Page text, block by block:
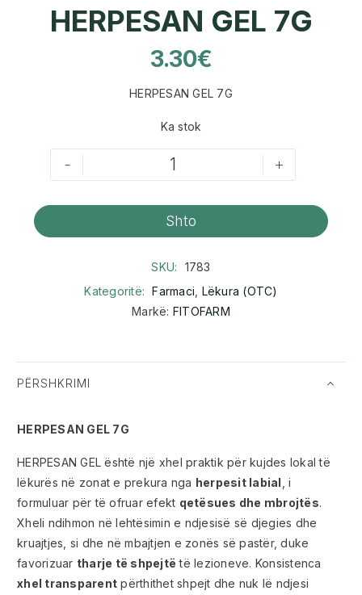
HERPESAN GEL 7G
3.30€
HERPESAN GEL 7G
Ka stok
- +
Shto
SKU:
1783
Kategoritë:
Farmaci Lëkura (OTC)
Markë: FITOFARM
PËRSHKRIMI
HERPESAN GEL 7G
HERPESAN GEL është një xhel praktik për kujdes lokal të
lëkurës në zonat e prekura nga herpesit labial , i
formuluar për të ofruar efekt qetësues dhe mbrojtës.
Xheli ndihmon në lehtësimin e ndjesisë së djegies dhe
kruajtjes, si dhe në mbajtjen e zonës së pastër, duke
favorizuar tharje të shpejtë të lezioneve. Konsistenca
xhel transparent përthithet shpejt dhe nuk lë ndjesi